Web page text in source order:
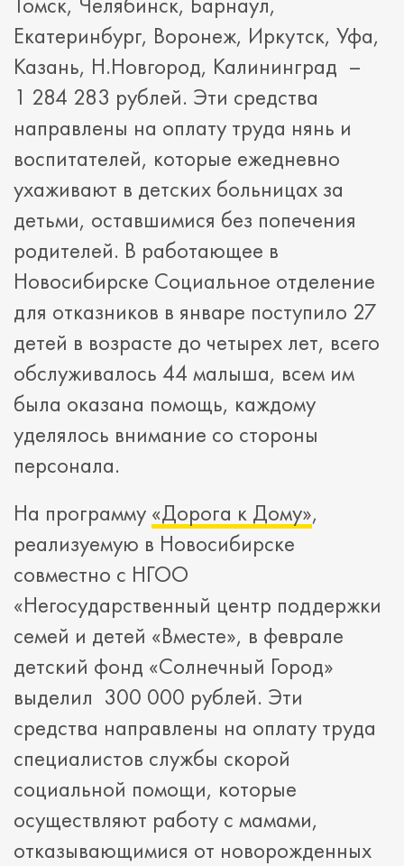
Екатеринбург, Воронеж, Иркутск, Уфа,
Казань, Н.Новгород, Калининград –
1 284 283 рублей. Эти средства
направлены на оплату труда нянь и
воспитателей, которые ежедневно
ухаживают в детских больницах за
детьми, оставшимися без попечения
родителей. В работающее в
Новосибирске Социальное отделение
для отказников в январе поступило 27
детей в возрасте до четырех лет, всего
обслуживалось 44 малыша, всем им
была оказана помощь, каждому
уделялось внимание со стороны
персонала.
На программу «Дорога к Дому»,
реализуемую в Новосибирске
совместно с НГОО
«Негосударственный центр поддержки
семей и детей «Вместе», в феврале
детский фонд «Солнечный Город»
выделил 300 000 рублей. Эти
средства направлены на оплату труда
специалистов службы скорой
социальной помощи, которые
осуществляют работу с мамами,
отказывающимися от новорожденных